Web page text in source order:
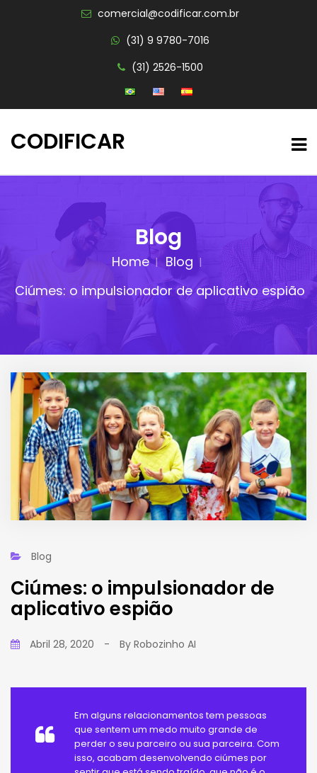
comercial@codificar.com.br
(31) 9 9780-7016
(31) 2526-1500
CODIFICAR
Blog
Home
Blog
Ciúmes: o impulsionador de aplicativo espião
Blog
Ciúmes: o impulsionador de
aplicativo espião
Abril 28, 2020 - By Robozinho AI
Em alguns relacionamentos tem pessoas
que sentem um medo muito grande de
perder o seu parceiro ou sua parceira. Com
isso, acabam desenvolvendo ciúmes por